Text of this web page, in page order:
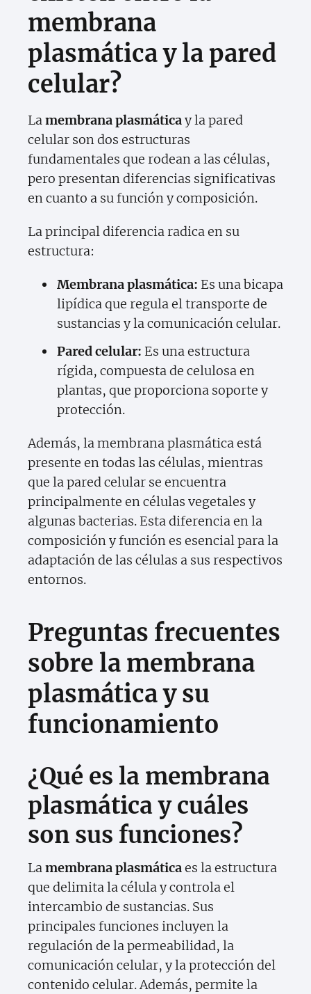
membrana
plasmática y la pared
celular?
Lamembrana plasmáticay la pared
celular son dos estructuras
fundamentales que rodean a las células,
pero presentan diferencias significativas
en cuanto a su función y composición.
La principal diferencia radica en su
estructura:
Membrana plasmática: Es una bicapa
lipídica que regula el transporte de
sustancias y la comunicación celular.
Pared celular: Es una estructura
rígida, compuesta de celulosa en
plantas, que proporciona soporte y
protección.
Además, la membrana plasmática está
presente en todas las células, mientras
que la pared celular se encuentra
principalmente en células vegetales y
algunas bacterias. Esta diferencia en la
composición y función es esencial para la
adaptación de las células a sus respectivos
entornos.
Preguntas frecuentes
sobre la membrana
plasmática y su
funcionamiento
¿Qué es la membrana
plasmática y cuáles
son sus funciones?
Lamembrana plasmáticaes la estructura
que delimita la célula y controla el
intercambio de sustancias. Sus
principales funciones incluyen la
regulación de la permeabilidad, la
comunicación celular, y la protección del
contenido celular. Además, permite la